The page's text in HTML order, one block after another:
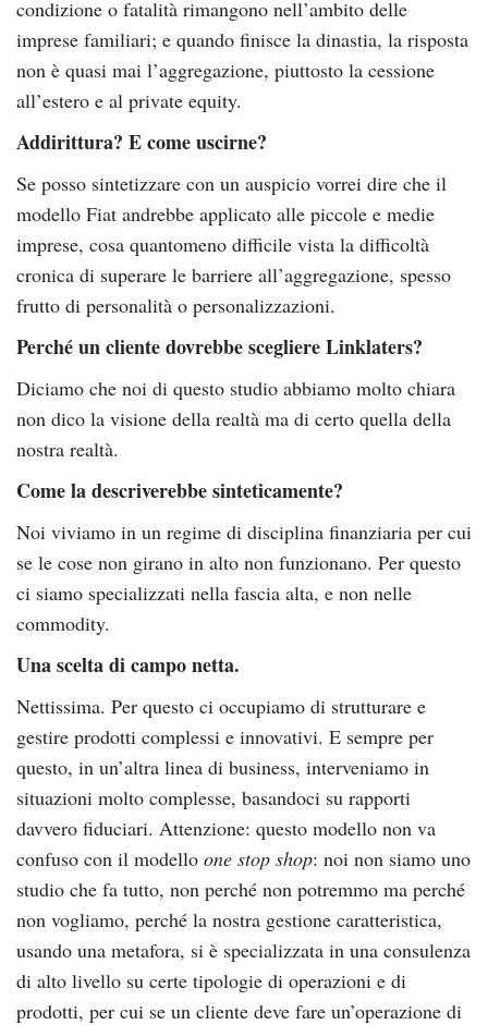
condizione o fatalità rimangono nell’ambito delle
imprese familiari; e quando finisce la dinastia, la risposta
non è quasi mai l’aggregazione, piuttosto la cessione
all’estero e al private equity.
Addirittura? E come uscirne?
Se posso sintetizzare con un auspicio vorrei dire che il
modello Fiat andrebbe applicato alle piccole e medie
imprese, cosa quantomeno difficile vista la difficoltà
cronica di superare le barriere all’aggregazione, spesso
frutto di personalità o personalizzazioni.
Perché un cliente dovrebbe scegliere Linklaters?
Diciamo che noi di questo studio abbiamo molto chiara
non dico la visione della realtà ma di certo quella della
nostra realtà.
Come la descriverebbe sinteticamente?
Noi viviamo in un regime di disciplina finanziaria per cui
se le cose non girano in alto non funzionano. Per questo
ci siamo specializzati nella fascia alta, e non nelle
commodity.
Una scelta di campo netta.
Nettissima. Per questo ci occupiamo di strutturare e
gestire prodotti complessi e innovativi. E sempre per
questo, in un’altra linea di business, interveniamo in
situazioni molto complesse, basandoci su rapporti
davvero fiduciari. Attenzione: questo modello non va
confuso con il modello one stop shop: noi non siamo uno
studio che fa tutto, non perché non potremmo ma perché
non vogliamo, perché la nostra gestione caratteristica,
usando una metafora, si è specializzata in una consulenza
di alto livello su certe tipologie di operazioni e di
prodotti, per cui se un cliente deve fare un’operazione di